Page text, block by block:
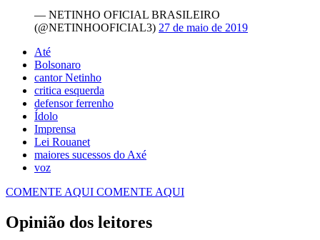
— NETINHO OFICIAL BRASILEIRO
(@NETINHOOFICIAL3) 27 de maio de 2019
Até
Bolsonaro
cantor Netinho
critica esquerda
defensor ferrenho
Ídolo
Imprensa
Lei Rouanet
maiores sucessos do Axé
voz
COMENTE AQUI COMENTE AQUI
Opinião dos leitores